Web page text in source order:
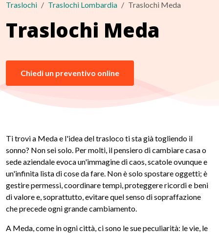
Traslochi Traslochi Lombardia Traslochi Meda
Traslochi Meda
Chiedi un preventivo online
Ti trovi a Meda e l'idea del trasloco ti sta già togliendo il
sonno? Non sei solo. Per molti, il pensiero di cambiare casa o
sede aziendale evoca un'immagine di caos, scatole ovunque e
un'infinita lista di cose da fare. Non è solo spostare oggetti; è
gestire permessi, coordinare tempi, proteggere ricordi e beni
di valore e, soprattutto, evitare quel senso di sopraffazione
che precede ogni grande cambiamento.
A Meda, come in ogni città, ci sono le sue peculiarità: le vie, le